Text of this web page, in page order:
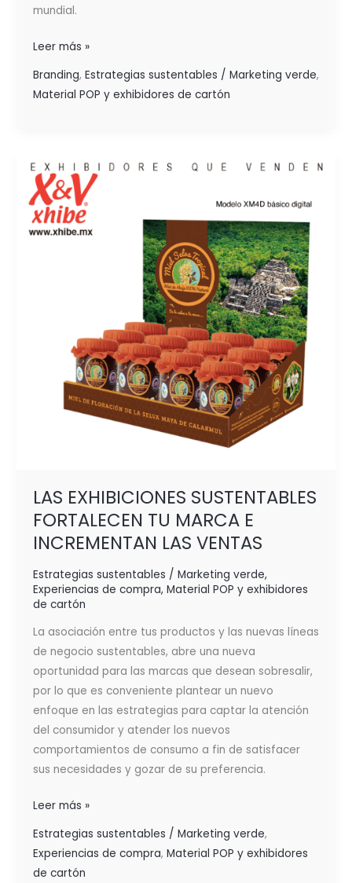
mundial.
Leer más »
Branding, Estrategias sustentables / Marketing verde,
Material POP y exhibidores de cartón
LAS EXHIBICIONES SUSTENTABLES
FORTALECEN TU MARCA E
INCREMENTAN LAS VENTAS
Estrategias sustentables / Marketing verde,
Experiencias de compra, Material POP y exhibidores
de cartón
La asociación entre tus productos y las nuevas líneas
de negocio sustentables, abre una nueva
oportunidad para las marcas que desean sobresalir,
por lo que es conveniente plantear un nuevo
enfoque en las estrategias para captar la atención
del consumidor y atender los nuevos
comportamientos de consumo a fin de satisfacer
sus necesidades y gozar de su preferencia.
LAS
EXHIBICIONES
SUSTENTABLES
FORTALECEN
TU
Leer más »
Estrategias sustentables / Marketing verde,
Experiencias de compra, Material POP y exhibidores
de cartón